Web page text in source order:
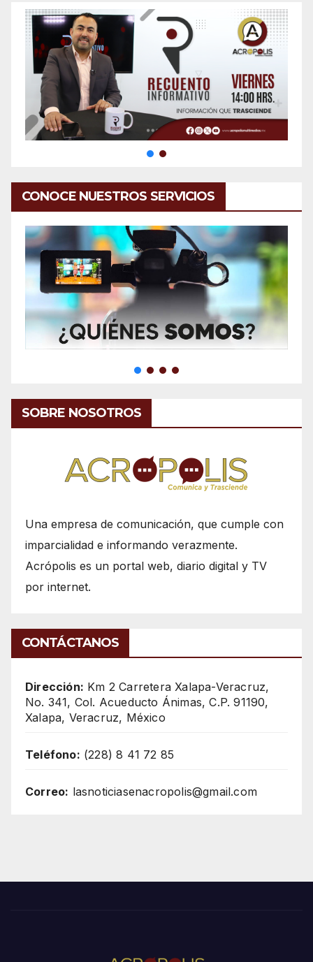
CONOCE NUESTROS SERVICIOS
SOBRE NOSOTROS
Una empresa de comunicación, que cumple con
imparcialidad e informando verazmente.
Acrópolis es un portal web, diario digital y TV
por internet.
CONTÁCTANOS
Dirección: Km 2 Carretera Xalapa-Veracruz,
No. 341, Col. Acueducto Ánimas, C.P. 91190,
Xalapa, Veracruz, México
Teléfono: (228) 8 41 72 85
Correo: lasnoticiasenacropolis@gmail.com